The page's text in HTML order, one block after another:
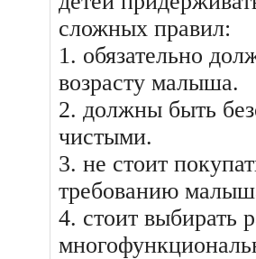
сложных правил:
1. обязательно
возрасту малыша.
2. должны быть
чистыми.
3. не стоит
требованию
4. стоит выбирать